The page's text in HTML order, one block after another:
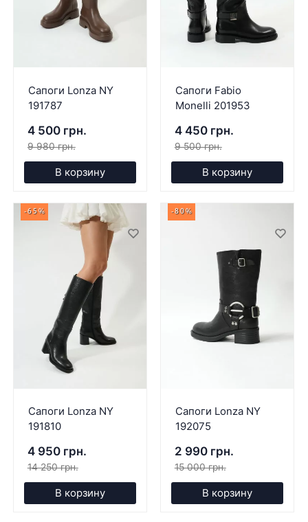
Сапоги Lonza NY
191787
4 500 грн.
9 980 грн.
В корзину
Сапоги Fabio
Monelli 201953
4 450 грн.
9 500 грн.
В корзину
-65%
Сапоги Lonza NY
191810
4 950 грн.
14 250 грн.
В корзину
-80%
Сапоги Lonza NY
192075
2 990 грн.
15 000 грн.
В корзину